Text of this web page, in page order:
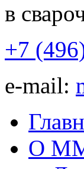
в
+7
e-mail:
О